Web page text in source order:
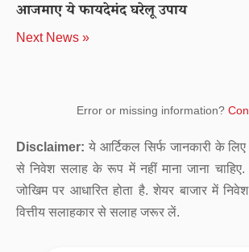
आजमाए ये फायदेमंद घरेलू उपाय
Next News »
Error or missing information?
Disclaimer: ये आर्टिकल सिर्फ जानकारी के
से निवेश सलाह के रूप में नहीं माना जाना चाहिए.
जोखिम पर आधारित होता है. शेयर बाजार में
वित्तीय सलाहकार से सलाह जरूर लें.